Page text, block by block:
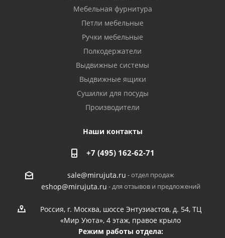
Мебельная фурнитура
Петли мебельные
Ручки мебельные
Полкодержатели
Выдвижные системы
Выдвижные ящики
Сушилки для посуды
Производители
Наши контакты
+7 (495) 162-62-71
sale@mirujuta.ru - отдел продаж
eshop@mirujuta.ru - для отзывов и предложений
Россия, г. Москва, шоссе Энтузиастов, д. 54, ТЦ
«Мир Уюта», 4 этаж, правое крыло
Режим работы отдела: